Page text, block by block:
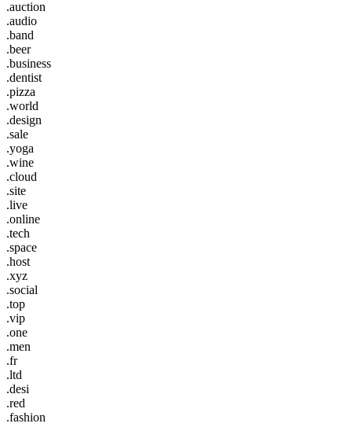
.auction
.audio
.band
.beer
.business
.dentist
.pizza
.world
.design
.sale
.yoga
.wine
.cloud
.site
.live
.online
.tech
.space
.host
.xyz
.social
.top
.vip
.one
.men
.fr
.ltd
.desi
.red
.fashion